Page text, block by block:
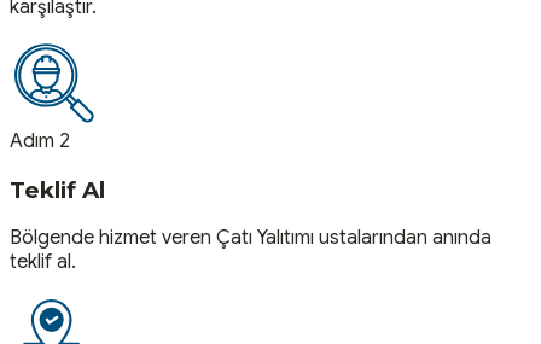
karşılaştır.
Adım 2
Teklif Al
Bölgende hizmet veren Çatı Yalıtımı ustalarından anında
teklif al.